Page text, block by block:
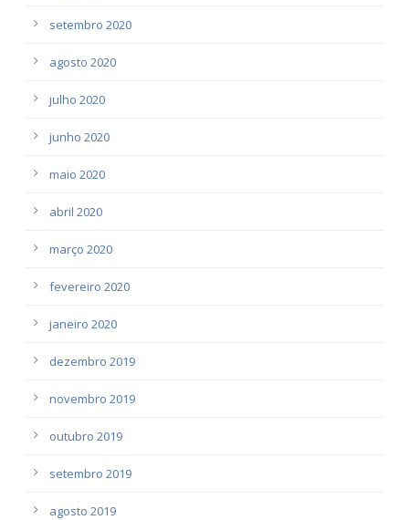
setembro 2020
agosto 2020
julho 2020
junho 2020
maio 2020
abril 2020
março 2020
fevereiro 2020
janeiro 2020
dezembro 2019
novembro 2019
outubro 2019
setembro 2019
agosto 2019